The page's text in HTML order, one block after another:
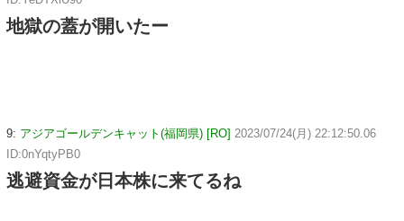
地獄の蓋が開いたー
9: アジアゴールデンキャット(福岡県) [RO] 2023/07/24(月) 22:12:50.06
ID:0nYqtyPB0
逃避資金が日本株に来てるね